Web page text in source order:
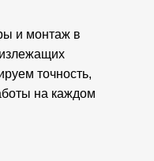
и монтаж в
точность,
на каждом